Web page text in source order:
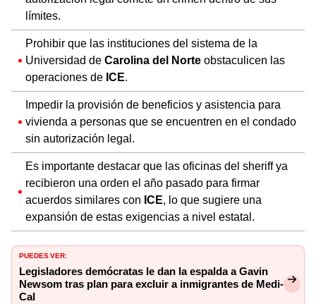
límites.
Prohibir que las instituciones del sistema de la
Universidad de Carolina del Norte obstaculicen las
operaciones de ICE.
Impedir la provisión de beneficios y asistencia para
vivienda a personas que se encuentren en el condado
sin autorización legal.
Es importante destacar que las oficinas del sheriff ya
recibieron una orden el año pasado para firmar
acuerdos similares con ICE, lo que sugiere una
expansión de estas exigencias a nivel estatal.
PUEDES VER:
Legisladores demócratas le dan la espalda a Gavin
Newsom tras plan para excluir a inmigrantes de Medi-
Cal